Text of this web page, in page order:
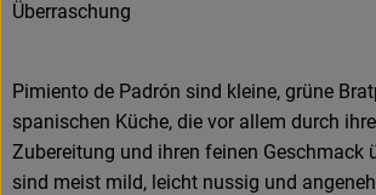
Überraschung
Pimiento de Padrón sind kleine, grüne
spanischen Küche, die vor allem durch
Zubereitung und ihren feinen Geschmack
sind meist mild, leicht nussig und